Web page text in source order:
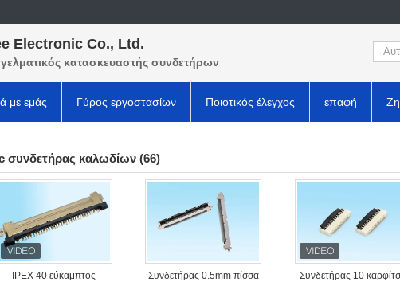
Electronic Co., Ltd.
κατασκευαστής συνδετήρων
με εμάς Γύρος εργοστασίων Ποιοτικός έλεγχος επαφή
συνδετήρας καλωδίων (66)
IPEX 40 εύκαμπτος
Συνδετήρας 0.5mm πίσσα
Συνδετήρας 10